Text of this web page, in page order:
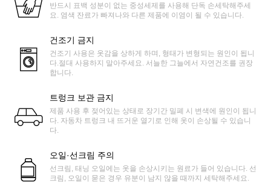
반드시 표백 성분이 없는 중성세제를 사용해 단독 손세탁해주세
요. 염색 잔료가 빠져나와 다른 제품에 이염이 될 수 있습니다.
건조기 금지
건조기 사용은 옷감을 상하게 하며, 형태가 변형되는 원인이 됩니
다.절대 사용하지 말아주세요. 서늘한 그늘에서 자연건조를 권장
합니다.
트렁크 보관 금지
제품 사용 후 젖어있는 상태로 장기간 밀폐 시 변색에 원인이 됩니
다. 자동차 트렁크 내 뜨거운 열기로 인해 옷이 손상될 수 있습니
다.
오일·선크림 주의
선크림, 태닝 오일에는 옷을 손상시키는 원료가 들어 있습니다. 선
크림, 오일이 묻은 경우 유분이 남지 않을 때까지 세탁해주세요.